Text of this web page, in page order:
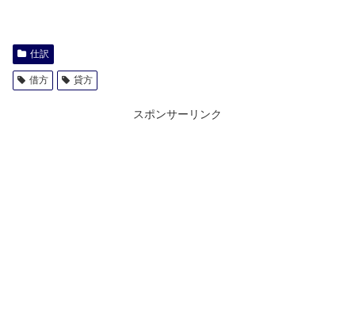
仕訳
借方 貸方
スポンサーリンク